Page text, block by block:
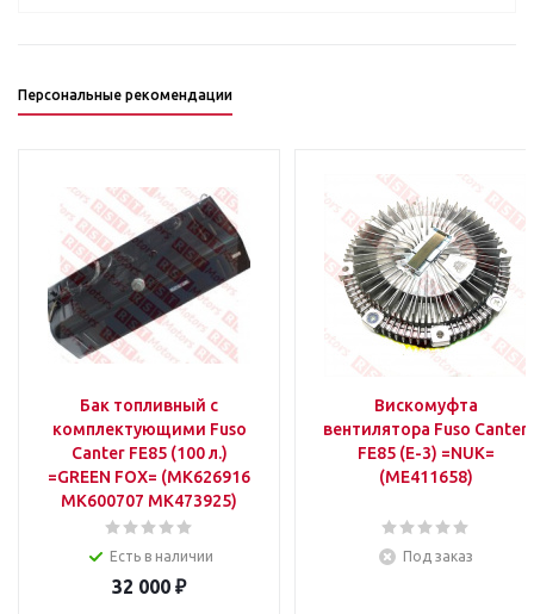
Персональные рекомендации
Бак топливный с
комплектующими Fuso
Canter FE85 (100 л.)
=GREEN FOX= (MK626916
MK600707 MK473925)
Есть в наличии
32 000 ₽
Вискомуфта
вентилятора Fuso Canter
FE85 (E-3) =NUK=
(ME411658)
Под заказ